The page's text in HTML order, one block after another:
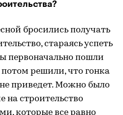
бросились получать
стараясь успеть
первоначально пошли
решили, что гонка
приведет. Можно было
на строительство
которые все равно